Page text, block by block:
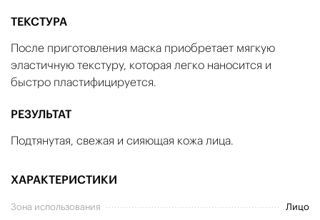
ТЕКСТУРА
После приготовления маска приобретает мягкую
эластичную текстуру, которая легко наносится и
быстро пластифицируется.
РЕЗУЛЬТАТ
Подтянутая, свежая и сияющая кожа лица.
ХАРАКТЕРИСТИКИ
Зона использования Лицо